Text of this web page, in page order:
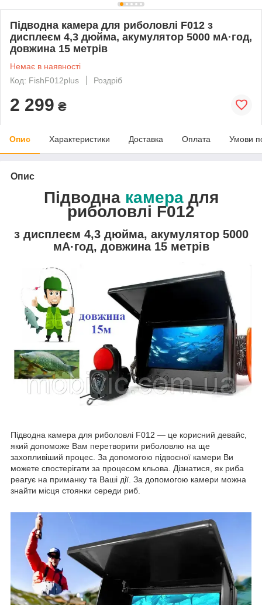
Підводна камера для риболовлі F012 з
дисплеєм 4,3 дюйма, акумулятор 5000 мА·год,
довжина 15 метрів
Немає в наявності
Код: FishF012plus
Роздріб
2 299 ₴
Опис Характеристики Доставка Оплата Умови
Опис
Підводна камерадля
риболовлі F012
з дисплеєм 4,3 дюйма, акумулятор 5000
мА·год, довжина 15 метрів
Підводна камера для риболовлі F012 — це корисний девайс,
який допоможе Вам перетворити риболовлю на ще
захопливіший процес. За допомогою підвоєної камери Ви
можете спостерігати за процесом кльова. Дізнатися, як риба
реагує на приманку та Ваші дії. За допомогою камери можна
знайти місця стоянки середи риб.